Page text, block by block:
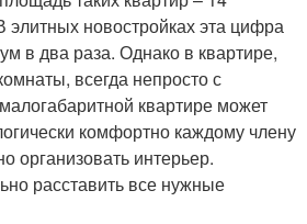
элитных новостройках эта цифра
в два раза. Однако в квартире,
всегда непросто с
квартире может
комфортно каждому члену
организовать интерьер.
расставить все нужные